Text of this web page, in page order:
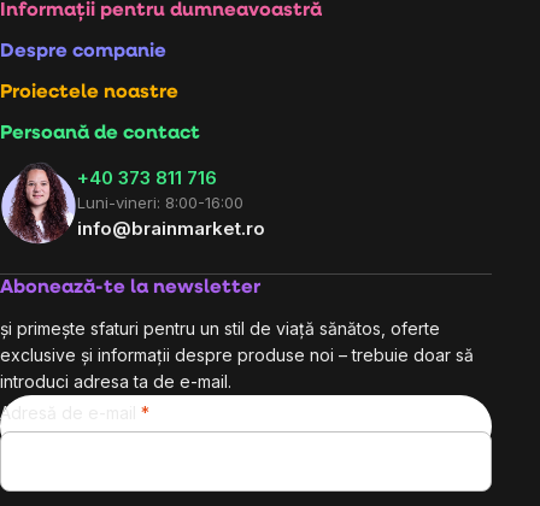
Subsol
Informații pentru dumneavoastră
Despre companie
Proiectele noastre
Persoană de contact
+40 373 811 716
Luni-vineri: 8:00-16:00
info@brainmarket.ro
Abonează-te la newsletter
și primește sfaturi pentru un stil de viață sănătos, oferte
exclusive și informații despre produse noi – trebuie doar să
introduci adresa ta de e-mail.
Adresă de e-mail